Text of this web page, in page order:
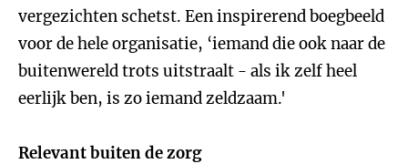
vergezichten schetst. Een inspirerend boegbeeld
voor de hele organisatie, ‘iemand die ook naar de
buitenwereld trots uitstraalt - als ik zelf heel
eerlijk ben, is zo iemand zeldzaam.'
Relevant buiten de zorg